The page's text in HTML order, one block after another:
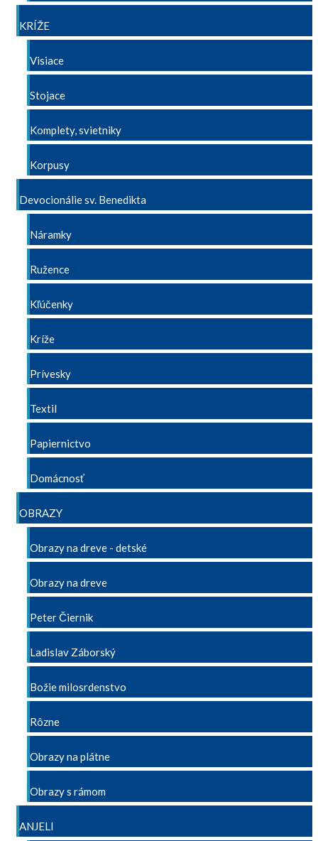
KRÍŽE
Visiace
Stojace
Komplety, svietniky
Korpusy
Devocionálie sv. Benedikta
Náramky
Ružence
Kľúčenky
Kríže
Prívesky
Textil
Papiernictvo
Domácnosť
OBRAZY
Obrazy na dreve - detské
Obrazy na dreve
Peter Čiernik
Ladislav Záborský
Božie milosrdenstvo
Rôzne
Obrazy na plátne
Obrazy s rámom
ANJELI